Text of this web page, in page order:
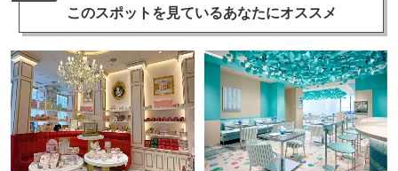
このスポットを見ているあなたにオススメ